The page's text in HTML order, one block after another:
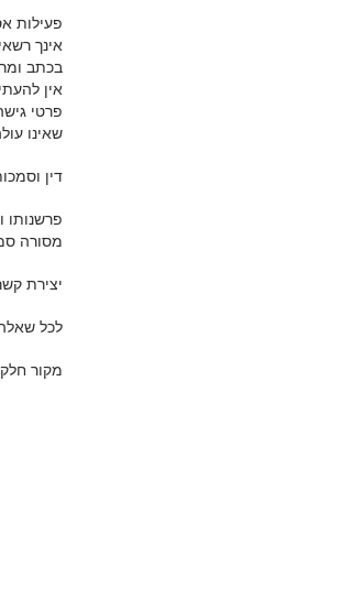
פעילות
אינך
בכתב
אין
פרטי
שאינו
דין
פרשנותו
מסורה
יצירת
לכל
מקור